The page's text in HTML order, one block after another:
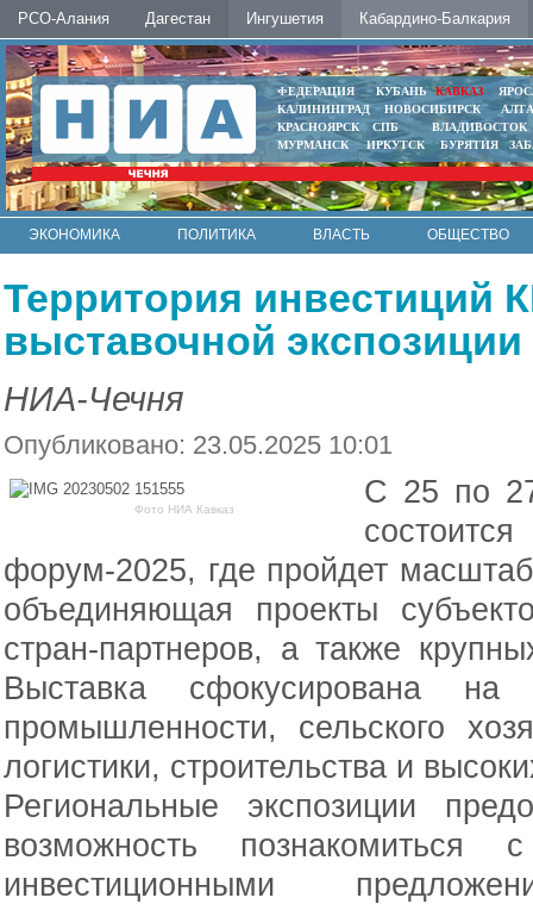
РСО-Алания Дагестан Ингушетия Кабардино-Балкария
ФЕДЕРАЦИЯ КУБАНЬ КАВКАЗ
КАЛИНИНГРАД
НОВОСИБИРСК
КРАСНОЯРСК
СПБ
ВЛАДИВОСТОК
МУРМАНСК
ИРКУТСК БУРЯТИЯ
ЭКОНОМИКА ПОЛИТИКА ВЛАСТЬ
ОБЩЕСТВО
Территория инвестиций
выставочной экспозиции
НИА-Чечня
Опубликовано: 23.05.2025 10:01
Фото НИА Кавказ
С 25 по
форум-2025, где пройдет
объединяющая проекты
стран-партнеров, а также
Выставка сфокусирована на
промышленности, сельского
логистики, строительства и
Региональные экспозиции
возможность
инвестиционными